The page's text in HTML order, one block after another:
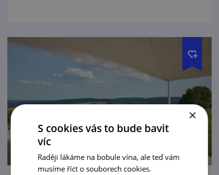
×
S cookies vás to bude bavit
víc
Raději lákáme na bobule vína, ale teď vám
musíme říct o souborech cookies.